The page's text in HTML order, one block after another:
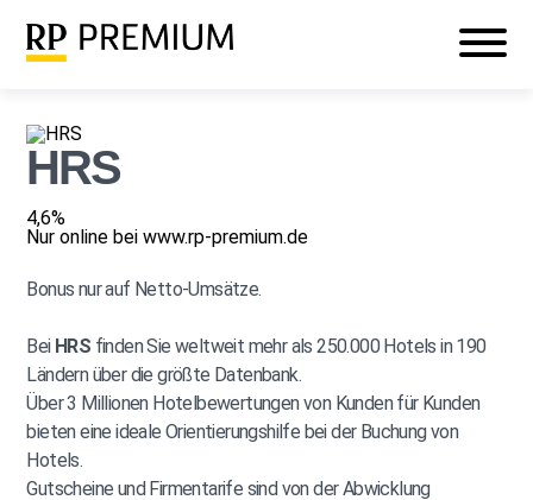
HRS
4,6%
Nur online bei www.rp-premium.de
Bonus nur auf Netto-Umsätze.
Bei HRS finden Sie weltweit mehr als 250.000 Hotels in 190
Ländern über die größte Datenbank.
Über 3 Millionen Hotelbewertungen von Kunden für Kunden
bieten eine ideale Orientierungshilfe bei der Buchung von
Hotels.
Gutscheine und Firmentarife sind von der Abwicklung